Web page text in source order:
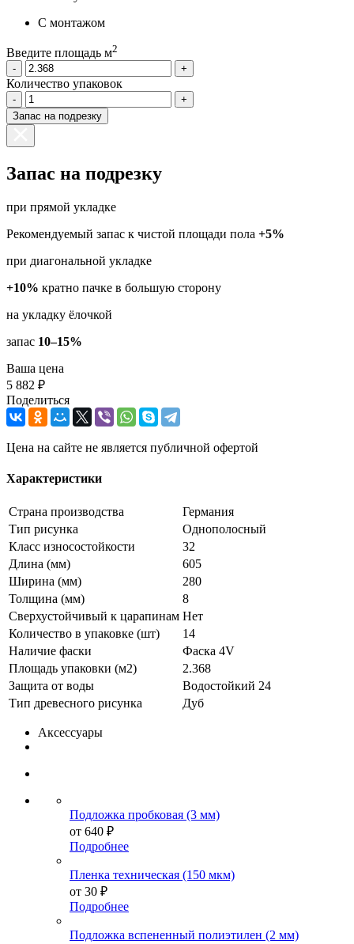
С монтажом
Введите площадь м2
-
+
Количество упаковок
-
+
Запас на подрезку
Запас на подрезку
при прямой укладке
Рекомендуемый запас к чистой площади пола +5%
при диагональной укладке
+10% кратно пачке в большую сторону
на укладку ёлочкой
запас 10–15%
Ваша цена
5 882 ₽
Поделиться
Цена на сайте не является публичной офертой
Характеристики
Страна производства
Германия
Тип рисунка
Однополосный
Класс износостойкости
32
Длина (мм)
605
Ширина (мм)
280
Толщина (мм)
8
Сверхустойчивый к царапинам Нет
Количество в упаковке (шт)
14
Наличие фаски
Фаска 4V
Площадь упаковки (м2)
2.368
Защита от воды
Водостойкий 24
Тип древесного рисунка
Дуб
Аксессуары
Подложка пробковая (3 мм)
от 640 ₽
Подробнее
Пленка техническая (150 мкм)
от 30 ₽
Подробнее
Подложка вспененный полиэтилен (2 мм)